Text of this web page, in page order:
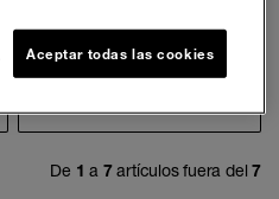
De 1 a 7artículos fuera del7
ORDENAR POR
Aceptar todas las cookies